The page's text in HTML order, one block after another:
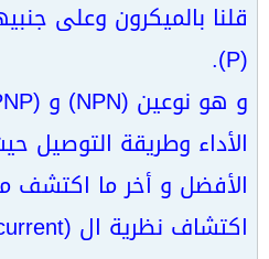
(P).
الأداء وطريقة التوصيل
اكتشاف نظرية ال (Convection current).